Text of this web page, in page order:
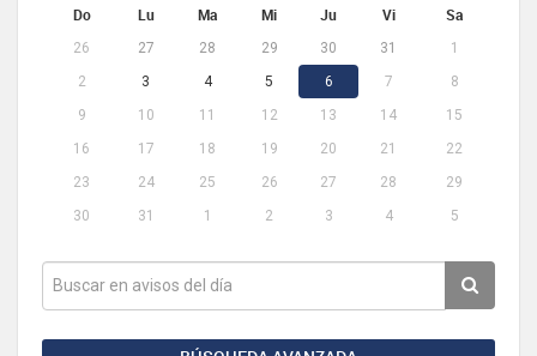
Do Lu Ma Mi Ju Vi Sa
26 27 28 29 30 31
1
2
3 4 5 6 7
8
9
10 11 12 13 14
15
16
17 18 19 20 21
22
23
24 25 26 27 28
29
30
31 1 2 3 4 5